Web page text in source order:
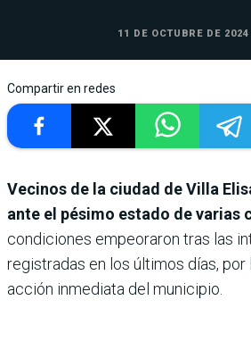
11 DE OCTUBRE DE
Compartir en redes
Vecinos de la ciudad de Villa
ante el pésimo estado de varias
condiciones empeoraron tras las
registradas en los últimos días, por
acción inmediata del municipio.